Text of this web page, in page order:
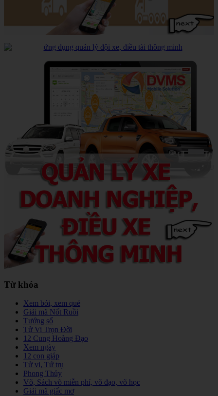
Từ khóa
Xem bói, xem quẻ
Giải mã Nốt Ruồi
Tướng số
Tử Vi Trọn Đời
12 Cung Hoàng Đạo
Xem ngày
12 con giáp
Tử vi, Tứ trụ
Phong Thủy
Võ, Sách võ miễn phí, võ đạo, võ học
Giải mã giấc mơ